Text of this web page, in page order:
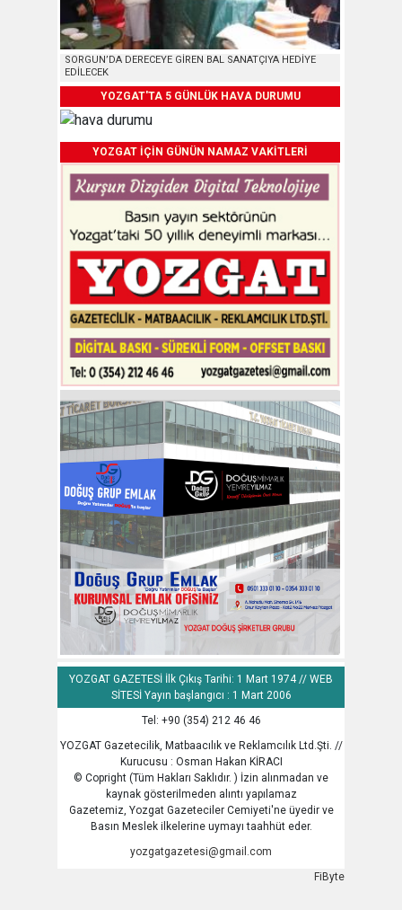
SORGUN’DA DERECEYE GİREN BAL SANATÇIYA HEDİYE
EDİLECEK
YOZGAT'TA 5 GÜNLÜK HAVA DURUMU
YOZGAT İÇİN GÜNÜN NAMAZ VAKİTLERİ
YOZGAT GAZETESİ İlk Çıkış Tarihi: 1 Mart 1974 // WEB
SİTESİ Yayın başlangıcı : 1 Mart 2006
Tel: +90 (354) 212 46 46
YOZGAT Gazetecilik, Matbaacılık ve Reklamcılık Ltd.Şti. //
Kurucusu : Osman Hakan KİRACI
© Copright (Tüm Hakları Saklıdır. ) İzin alınmadan ve
kaynak gösterilmeden alıntı yapılamaz
Gazetemiz, Yozgat Gazeteciler Cemiyeti'ne üyedir ve
Basın Meslek ilkelerine uymayı taahhüt eder.
yozgatgazetesi@gmail.com
FiByte